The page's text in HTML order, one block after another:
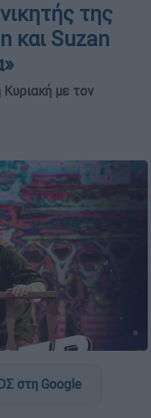
της
και Suzan
με τον
στη Google